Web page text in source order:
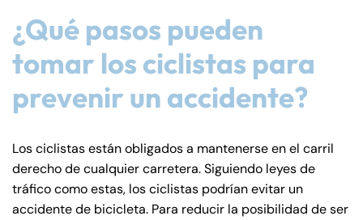
C
ne
cti
¿Qué pasos pueden
tomar los ciclistas para
prevenir un accidente?
Los ciclistas están obligados a mantenerse en el carril
derecho de cualquier carretera. Siguiendo leyes de
tráfico como estas, los ciclistas podrían evitar un
accidente de bicicleta. Para reducir la posibilidad de ser